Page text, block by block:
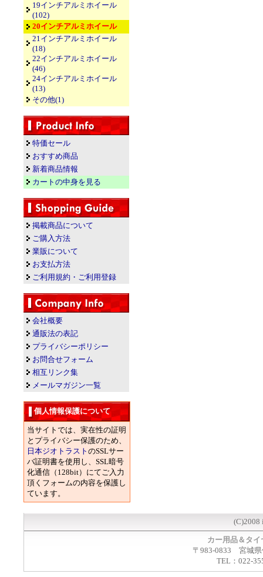
19インチアルミホイール
(102)
20インチアルミホイール
21インチアルミホイール
(18)
22インチアルミホイール
(46)
24インチアルミホイール
(13)
その他(1)
特価セール
おすすめ商品
新着商品情報
カートの中身を見る
掲載商品について
ご購入方法
業販について
お支払方法
ご利用規約・ご利用登録
会社概要
通販法の表記
プライバシーポリシー
お問合せフォーム
相互リンク集
メールマガジン一覧
個人情報保護について
当サイトでは、実在性の証明
とプライバシー保護のため、
日本ジオトラスト のSSLサー
バ証明書を使用し、SSL暗号
化通信（128bit）にてご入力
頂くフォームの内容を保護し
ています。
(C)2008
カー用品＆タ
〒983-0833 宮城県
TEL：022-